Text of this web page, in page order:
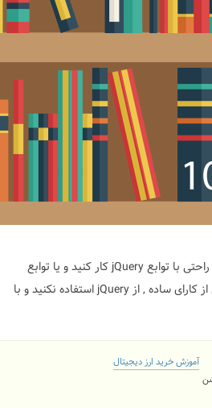
تقریبا میشه گفت که بهترین کتابخونه جاوا اسکریپت , jQuery هست و می تونید به راحتی با توابع jQuery کار کنید و یا توابع
جدیدی بسازید. اما با پیشرفتی که در دنیای وب شاهدب هستیم میتونید برای خیلی از کارای ساده , از jQuery استفاده نکنید و با
آموزش خرید ارز دیجیتال